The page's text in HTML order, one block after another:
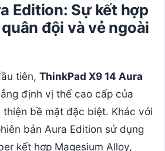
Edition: Sự kết hợp
đội và vẻ ngoài
tiên,ThinkPad X9 14 Aura
định vị thế cao cấp của
thiện bề mặt đặc biệt. Khác với
bản Aura Edition sử dụng
kết hợp Magesium Alloy,